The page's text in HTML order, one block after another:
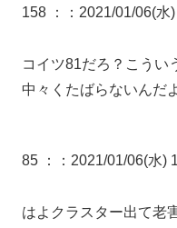
158 ： ：2021/01/06(
コイツ81だろ？こうい
中々くたばらないんだ
85 ： ：2021/01/06(水)
はよクラスター出て老